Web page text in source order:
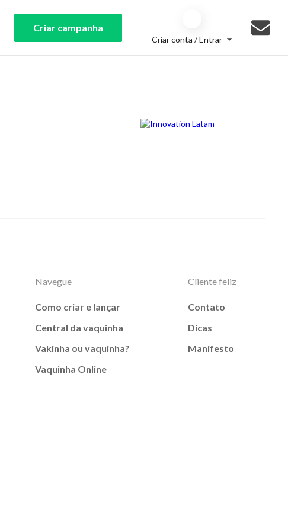
Criar campanha
Criar conta / Entrar
Navegue
Como criar e lançar
Central da vaquinha
Vakinha ou vaquinha?
Vaquinha Online
Cliente feliz
Contato
Dicas
Manifesto